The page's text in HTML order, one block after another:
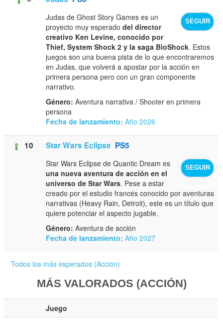
SEGUIR
Judas de Ghost Story Games es un
proyecto muy esperadodel director
creativo Ken Levine, conocido por
Thief, System Shock 2 y la saga BioShock. Estos
juegos son una buena pista de lo que encontraremos
en Judas, que volverá a apostar por la acción en
primera persona pero con un gran componente
narrativo.
Género: Aventura narrativa / Shooter en primera
persona
Fecha de lanzamiento: Año 2026
10 Star Wars Eclipse PS5
SEGUIR
Star Wars Eclipse de Quantic Dream es
una nueva aventura de acción en el
universo de Star Wars. Pese a estar
creado por el estudio francés conocido por aventuras
narrativas (Heavy Rain, Detroit), este es un título que
quiere potenciar el aspecto jugable.
Género: Aventura de acción
Fecha de lanzamiento: Año 2027
Todos los más esperados (Acción)
MÁS VALORADOS (ACCIÓN)
Juego